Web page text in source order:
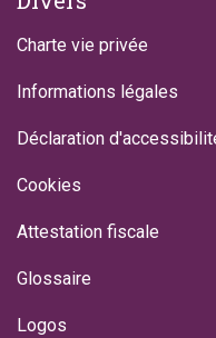
Charte vie privée
Informations légales
Déclaration
Cookies
Attestation fiscale
Glossaire
Logos